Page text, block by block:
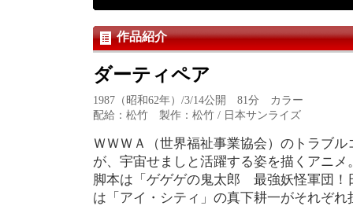
作品紹介
ダーティペア
1987（昭和62年）/3/14公開 81分 カラー
配給：松竹 製作：松竹 / 日本サンライズ
ＷＷＷＡ（世界福祉事業協会）のトラブ
が、宇宙せましと活躍する姿を描くアニ
脚本は「ゲゲゲの鬼太郎 最強妖怪軍団！
は「アイ・シティ」の真下耕一がそれぞれ